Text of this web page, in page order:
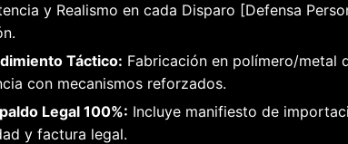
y Realismo en cada Disparo [Defensa
Táctico: Fabricación en polímero/metal
con mecanismos reforzados.
Legal 100%: Incluye manifiesto de
y factura legal.